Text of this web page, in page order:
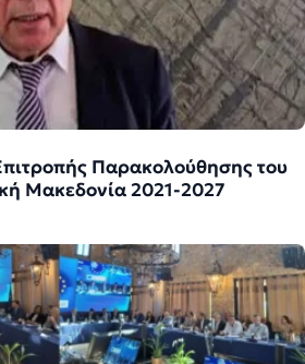
Παρακολούθησης του
Μακεδονία 2021-2027